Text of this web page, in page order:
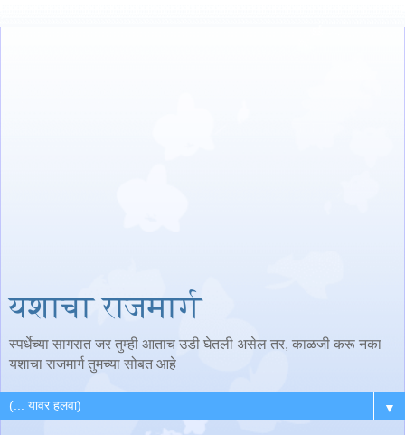
यशाचा राजमार्ग
स्पर्धेच्या सागरात जर तुम्ही आताच उडी घेतली असेल तर, काळजी करू नका
यशाचा राजमार्ग तुमच्या सोबत आहे
▼